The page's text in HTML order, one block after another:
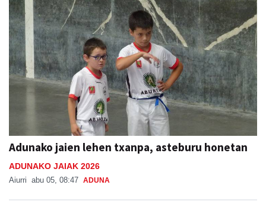
Adunako jaien lehen txanpa, asteburu honetan
ADUNAKO JAIAK 2026
Aiurri abu 05, 08:47 ADUNA